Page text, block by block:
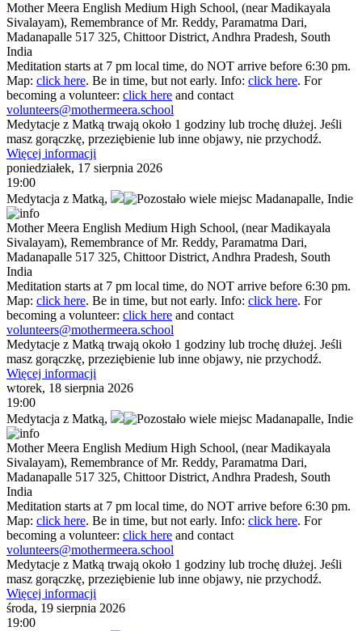
Mother Meera English Medium High School, (near Madikayala
Sivalayam), Remembrance of Mr. Reddy, Paramatma Dari,
Madanapalle 517 325, Chittoor District, Andhra Pradesh, South
India
Meditation starts at 7 pm local time, do NOT arrive before 6:30 pm.
Map: click here. Be in time, but not early. Info: click here. For
becoming a volunteer: click here and contact
volunteers@mothermeera.school
Medytacje z Matką trwają około 1 godziny lub trochę dłużej. Jeśli
masz gorączkę, przeziębienie lub inne objawy, nie przychodź.
Więcej informacji
poniedziałek, 17 sierpnia 2026
19:00
Medytacja z Matką, Madanapalle, Indie
Mother Meera English Medium High School, (near Madikayala
Sivalayam), Remembrance of Mr. Reddy, Paramatma Dari,
Madanapalle 517 325, Chittoor District, Andhra Pradesh, South
India
Meditation starts at 7 pm local time, do NOT arrive before 6:30 pm.
Map: click here. Be in time, but not early. Info: click here. For
becoming a volunteer: click here and contact
volunteers@mothermeera.school
Medytacje z Matką trwają około 1 godziny lub trochę dłużej. Jeśli
masz gorączkę, przeziębienie lub inne objawy, nie przychodź.
Więcej informacji
wtorek, 18 sierpnia 2026
19:00
Medytacja z Matką, Madanapalle, Indie
Mother Meera English Medium High School, (near Madikayala
Sivalayam), Remembrance of Mr. Reddy, Paramatma Dari,
Madanapalle 517 325, Chittoor District, Andhra Pradesh, South
India
Meditation starts at 7 pm local time, do NOT arrive before 6:30 pm.
Map: click here. Be in time, but not early. Info: click here. For
becoming a volunteer: click here and contact
volunteers@mothermeera.school
Medytacje z Matką trwają około 1 godziny lub trochę dłużej. Jeśli
masz gorączkę, przeziębienie lub inne objawy, nie przychodź.
Więcej informacji
środa, 19 sierpnia 2026
19:00